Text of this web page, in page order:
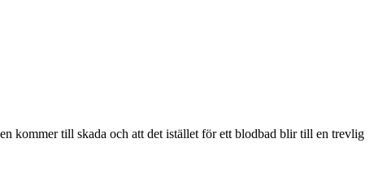
kommer till skada och att det istället för ett blodbad blir till en trevlig